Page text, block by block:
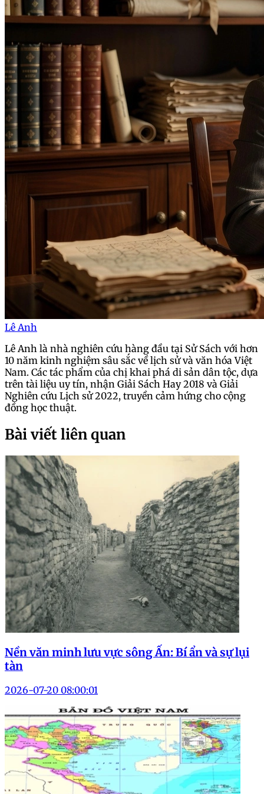
Lê Anh
Lê Anh là nhà nghiên cứu hàng đầu tại Sử Sách với hơn
10 năm kinh nghiệm sâu sắc về lịch sử và văn hóa Việt
Nam. Các tác phẩm của chị khai phá di sản dân tộc, dựa
trên tài liệu uy tín, nhận Giải Sách Hay 2018 và Giải
Nghiên cứu Lịch sử 2022, truyền cảm hứng cho cộng
đồng học thuật.
Bài viết liên quan
Nền văn minh lưu vực sông Ấn: Bí ẩn và sự lụi
tàn
2026-07-20 08:00:01